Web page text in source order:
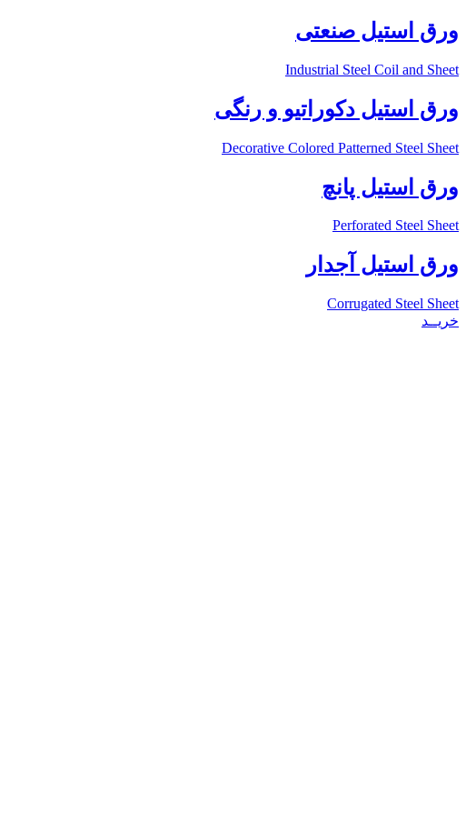
ورق استیل صنعتی
Industrial Steel Coil and Sheet
ورق استیل دکوراتیو و رنگی
Decorative Colored Patterned Steel Sheet
ورق استیل پانچ
Perforated Steel Sheet
ورق استیل آجدار
Corrugated Steel Sheet
خریــد